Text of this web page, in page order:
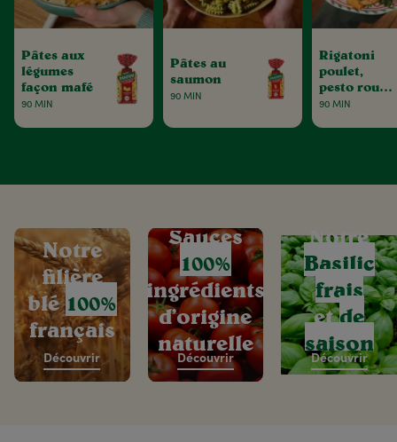
Pâtes aux
légumes
façon mafé
90 MIN
Pâtes au
saumon
90 MIN
Rigatoni
poulet,
pesto rouge
& tomates
90 MIN
Notre
filière
blé100%
français
Découvrir
Sauces
100%
ingrédients
d’origine
naturelle
Découvrir
Notre
Basilic
frais
etde
saison
Découvrir